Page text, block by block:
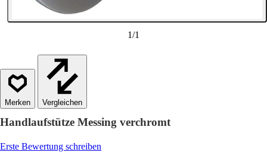
1/1
Vergleichen
Handlaufstütze Messing verchromt
Erste Bewertung schreiben